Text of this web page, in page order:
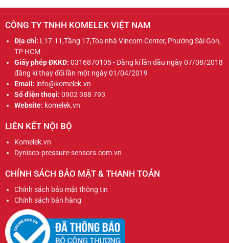
CÔNG TY TNHH KOMELEK VIỆT NAM
Địa chỉ: L17-11,Tầng 17,Tòa nhà Vincom Center, Phường Sài Gòn,
TP HCM
Giấy phép ĐKKD: 0316870105 - Đăng kí lần đầu ngày 07/08/2018
đăng kí thay đổi lần một ngày 01/04/2019
Email: info@komelek.vn
Số điện thoại: 0902 388 793
Website: komelek.vn
LIÊN KẾT NỘI BỘ
Komelek.vn
Dynisco-pressure-sensors.com.vn
CHÍNH SÁCH BẢO MẬT & THANH TOÁN
Chính sách bảo mật thông tin
Chính sách bán hàng